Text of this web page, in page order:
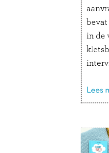
in de
met
Lees